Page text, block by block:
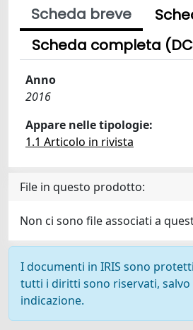
Scheda breve
Scheda completa
Anno
2016
Appare nelle tipologie:
1.1 Articolo in rivista
File in questo prodotto:
Non ci sono file associati a
I documenti in IRIS sono
tutti i diritti sono riservati, salvo
indicazione.